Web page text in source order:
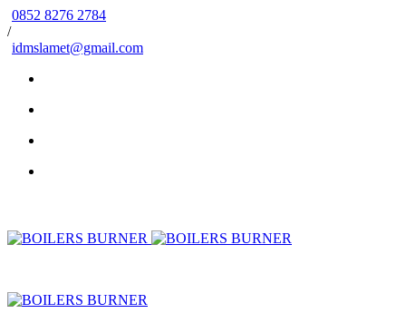
0852 8276 2784
/
idmslamet@gmail.com